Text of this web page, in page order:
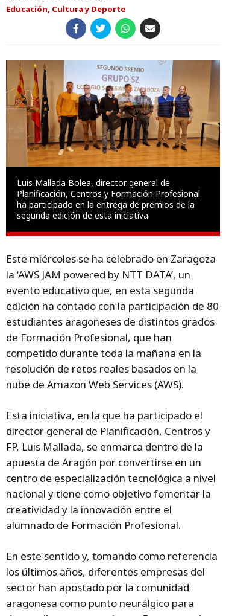
Educación, Cultura y Deporte
Luis Mallada Bolea, director general de
Planificación, Centros y Formación Profesional
ha participado en la entrega de premios de la
segunda edición de esta iniciativa.
Este miércoles se ha celebrado en Zaragoza
la ‘AWS JAM powered by NTT DATA’, un
evento educativo que, en esta segunda
edición ha contado con la participación de 80
estudiantes aragoneses de distintos grados
de Formación Profesional, que han
competido durante toda la mañana en la
resolución de retos reales basados en la
nube de Amazon Web Services (AWS).
Esta iniciativa, en la que ha participado el
director general de Planificación, Centros y
FP, Luis Mallada, se enmarca dentro de la
apuesta de Aragón por convertirse en un
centro de especialización tecnológica a nivel
nacional y tiene como objetivo fomentar la
creatividad y la innovación entre el
alumnado de Formación Profesional.
En este sentido y, tomando como referencia
los últimos años, diferentes empresas del
sector han apostado por la comunidad
aragonesa como punto neurálgico para